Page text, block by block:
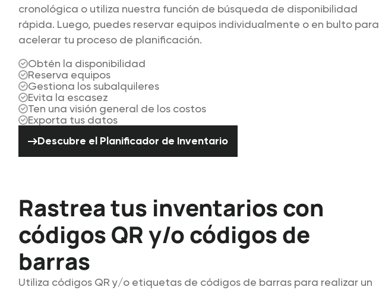
cronológica o utiliza nuestra función de búsqueda de disponibilidad
rápida. Luego, puedes reservar equipos individualmente o en bulto para
acelerar tu proceso de planificación.
Obtén la disponibilidad
Reserva equipos
Gestiona los subalquileres
Evita la escasez
Ten una visión general de los costos
Exporta tus datos
Descubre el Planificador de Inventario
Rastrea tus inventarios con
códigos QR y/o códigos de
barras
Utiliza códigos QR y/o etiquetas de códigos de barras para realizar un